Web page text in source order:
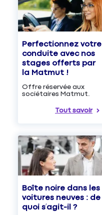
Perfectionnez votre
conduite avec nos
stages offerts par
la Matmut !
Offre réservée aux
sociétaires Matmut.
Tout savoir
Boîte noire dans les
voitures neuves : de
quoi s’agit-il ?